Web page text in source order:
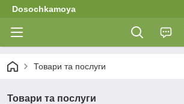
Dosochkamoya
Товари та послуги
Товари та послуги